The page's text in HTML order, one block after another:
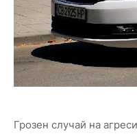
Грозен случай на